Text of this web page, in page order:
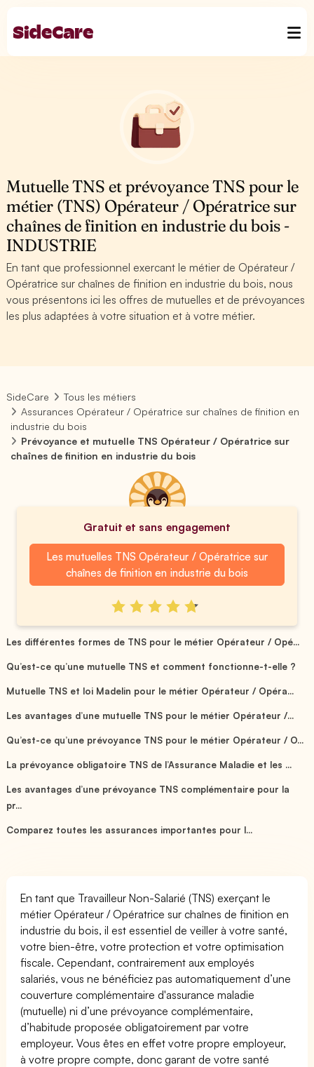
Mutuelle TNS et prévoyance TNS pour le
métier (TNS) Opérateur / Opératrice sur
chaînes de finition en industrie du bois -
INDUSTRIE
En tant que professionnel exercant le métier de Opérateur /
Opératrice sur chaînes de finition en industrie du bois, nous
vous présentons ici les offres de mutuelles et de prévoyances
les plus adaptées à votre situation et à votre métier.
SideCare
Tous les métiers
Assurances Opérateur / Opératrice sur chaînes de finition en
industrie du bois
Prévoyance et mutuelle TNS Opérateur / Opératrice sur
chaînes de finition en industrie du bois
Gratuit et sans engagement
Les mutuelles TNS Opérateur / Opératrice sur
chaînes de finition en industrie du bois
Les différentes formes de TNS pour le métier Opérateur / Opé...
Qu’est-ce qu’une mutuelle TNS et comment fonctionne-t-elle ?
Mutuelle TNS et loi Madelin pour le métier Opérateur / Opéra...
Les avantages d’une mutuelle TNS pour le métier Opérateur /...
Qu’est-ce qu’une prévoyance TNS pour le métier Opérateur / O...
La prévoyance obligatoire TNS de l’Assurance Maladie et les ...
Les avantages d’une prévoyance TNS complémentaire pour la
pr...
Comparez toutes les assurances importantes pour l...
En tant que Travailleur Non-Salarié (TNS) exerçant le
métier Opérateur / Opératrice sur chaînes de finition en
industrie du bois, il est essentiel de veiller à votre santé,
votre bien-être, votre protection et votre optimisation
fiscale. Cependant, contrairement aux employés
salariés, vous ne bénéficiez pas automatiquement d’une
couverture complémentaire d'assurance maladie
(mutuelle) ni d’une prévoyance complémentaire,
d’habitude proposée obligatoirement par votre
employeur. Vous êtes en effet votre propre employeur,
à votre propre compte, donc garant de votre santé